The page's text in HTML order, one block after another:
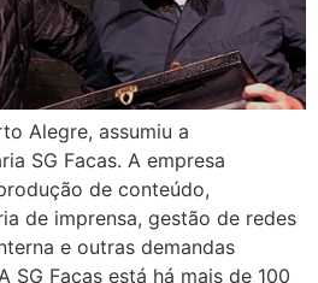
Alegre, assumiu a
SG Facas. A empresa
de conteúdo,
de imprensa, gestão de redes
e outras demandas
SG Facas está há mais de 100